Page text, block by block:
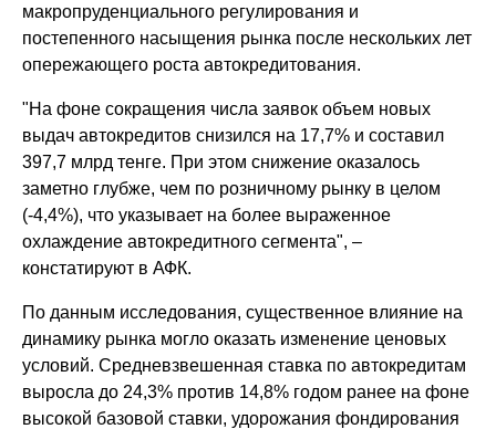
макропруденциального регулирования и
постепенного насыщения рынка после нескольких лет
опережающего роста автокредитования.
"На фоне сокращения числа заявок объем новых
выдач автокредитов снизился на 17,7% и составил
397,7 млрд тенге. При этом снижение оказалось
заметно глубже, чем по розничному рынку в целом
(-4,4%), что указывает на более выраженное
охлаждение автокредитного сегмента", –
констатируют в АФК.
По данным исследования, существенное влияние на
динамику рынка могло оказать изменение ценовых
условий. Средневзвешенная ставка по автокредитам
выросла до 24,3% против 14,8% годом ранее на фоне
высокой базовой ставки, удорожания фондирования